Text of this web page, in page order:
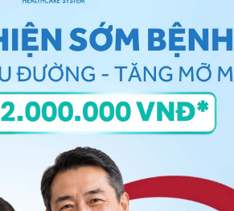
dạ sinh con
chuyển dạ